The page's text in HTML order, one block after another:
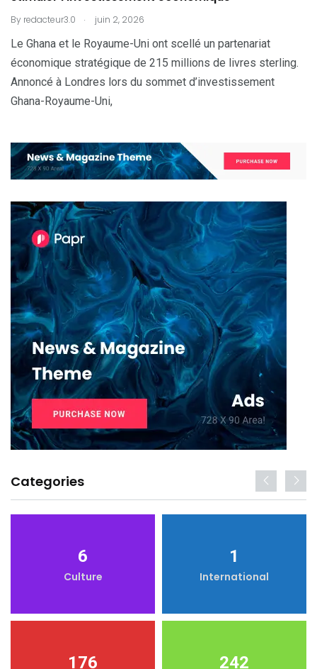
By redacteur3.0 . juin 2, 2026
Le Ghana et le Royaume-Uni ont scellé un partenariat
économique stratégique de 215 millions de livres sterling.
Annoncé à Londres lors du sommet d’investissement
Ghana-Royaume-Uni,
Categories
6
Culture
1
International
176 242